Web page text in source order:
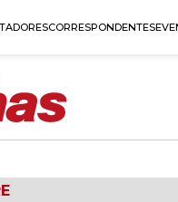
CORRESPONDENTES